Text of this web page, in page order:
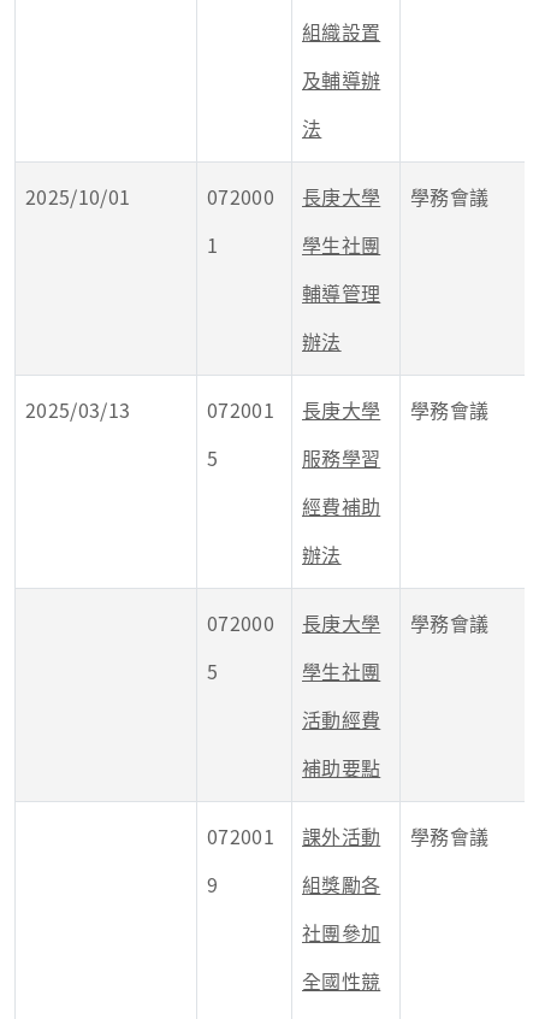
組織設置
及輔導辦
法
2025/10/01
072000
1
長庚大學
學生社團
輔導管理
辦法
學務會議
2025/03/13
072001
5
長庚大學
服務學習
經費補助
辦法
學務會議
072000
5
長庚大學
學生社團
活動經費
補助要點
學務會議
072001
9
課外活動
組獎勵各
社團參加
全國性競
學務會議